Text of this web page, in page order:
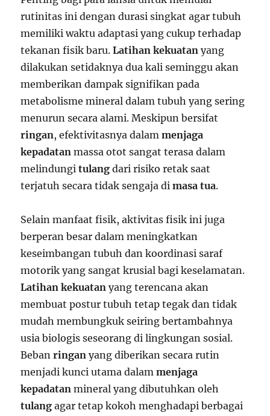
rutinitas ini dengan durasi singkat agar tubuh
memiliki waktu adaptasi yang cukup terhadap
tekanan fisik baru.Latihan kekuatan yang
dilakukan setidaknya dua kali seminggu akan
memberikan dampak signifikan pada
metabolisme mineral dalam tubuh yang sering
menurun secara alami. Meskipun bersifat
ringan, efektivitasnya dalammenjaga
kepadatan massa otot sangat terasa dalam
melindungitulang dari risiko retak saat
terjatuh secara tidak sengaja dimasa tua.
Selain manfaat fisik, aktivitas fisik ini juga
berperan besar dalam meningkatkan
keseimbangan tubuh dan koordinasi saraf
motorik yang sangat krusial bagi keselamatan.
Latihan kekuatan yang terencana akan
membuat postur tubuh tetap tegak dan tidak
mudah membungkuk seiring bertambahnya
usia biologis seseorang di lingkungan sosial.
Bebanringan yang diberikan secara rutin
menjadi kunci utama dalammenjaga
kepadatan mineral yang dibutuhkan oleh
tulang agar tetap kokoh menghadapi berbagai